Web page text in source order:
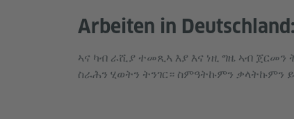
Arbeiten in
ኣና ካብ ራሺያ ተመጺኣ እያ እና ነዚ ግዜ ኣብ ጀርመን
ስራሕን ሂወትን ትንገር። ስምዓትኩምን ቃላትኩምን